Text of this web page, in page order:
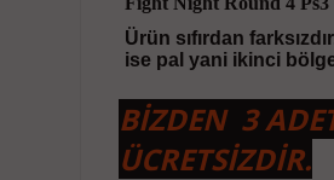
Ürün sıfırdan
ise pal yani ikinci
BİZDEN 3
ÜCRETSİZDİR.